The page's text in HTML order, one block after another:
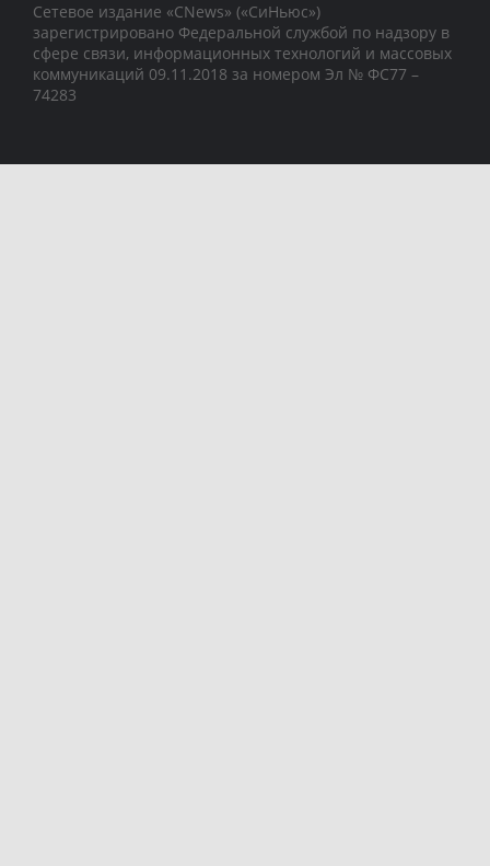
Сетевое издание «CNews» («СиНьюс»)
зарегистрировано Федеральной службой по надзору в
сфере связи, информационных технологий и массовых
коммуникаций 09.11.2018 за номером Эл № ФС77 –
74283